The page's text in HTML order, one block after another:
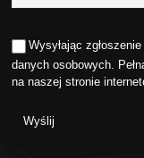
Wysyłając
danych osobowych.
na naszej stronie